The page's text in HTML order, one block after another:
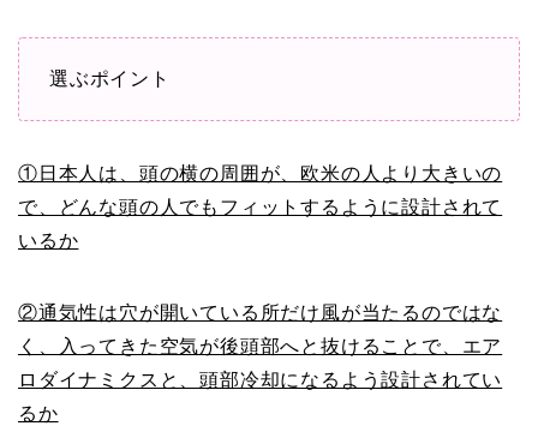
選ぶポイント
①日本人は、頭の横の周囲が、欧米の人より大きいの
で、どんな頭の人でもフィットするように設計されて
いるか
②通気性は穴が開いている所だけ風が当たるのではな
く、入ってきた空気が後頭部へと抜けることで、エア
ロダイナミクスと、頭部冷却になるよう設計されてい
るか